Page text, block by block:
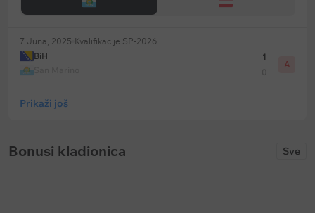
7 Juna, 2025 Kvalifikacije SP-2026
BiH
1
A
Prikaži još
Bonusi kladionica Sve